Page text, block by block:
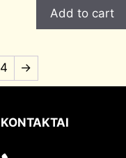
Add to cart
4 →
KONTAKTAI